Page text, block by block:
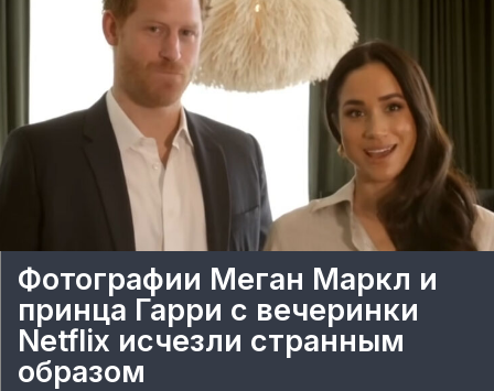
Фотографии Меган Маркл и
принца Гарри с вечеринки
Netflix исчезли странным
образом